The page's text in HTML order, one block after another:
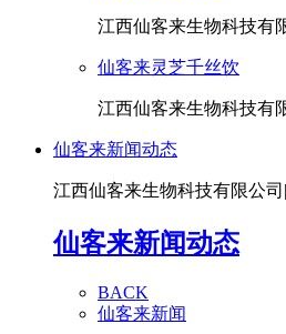
江西仙客来生物科技有
仙客来灵芝千丝饮
江西仙客来生物科技有
仙客来新闻动态
江西仙客来生物科技有限公
仙客来新闻动态
BACK
仙客来新闻